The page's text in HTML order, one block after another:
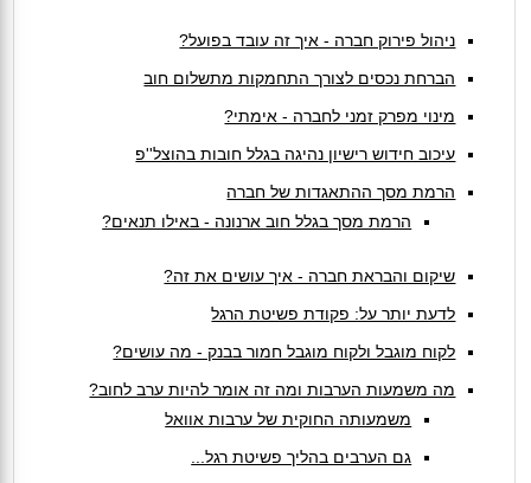
ניהול פירוק חברה - איך זה עובד בפועל?
הברחת נכסים לצורך התחמקות מתשלום חוב
מינוי מפרק זמני לחברה - אימתי?
עיכוב חידוש רישיון נהיגה בגלל חובות בהוצל''פ
הרמת מסך ההתאגדות של חברה
הרמת מסך בגלל חוב ארנונה - באילו תנאים?
שיקום והבראת חברה - איך עושים את זה?
לדעת יותר על: פקודת פשיטת הרגל
לקוח מוגבל ולקוח מוגבל חמור בבנק - מה עושים?
מה משמעות הערבות ומה זה אומר להיות ערב לחוב?
משמעותה החוקית של ערבות אוואל
גם הערבים בהליך פשיטת רגל...